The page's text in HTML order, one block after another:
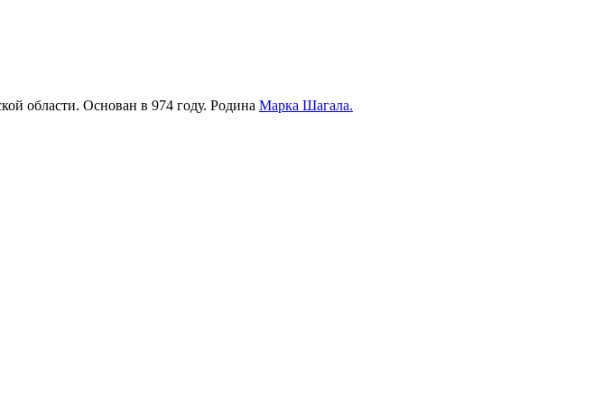
области. Основан в 974 году. Родина Марка Шагала.